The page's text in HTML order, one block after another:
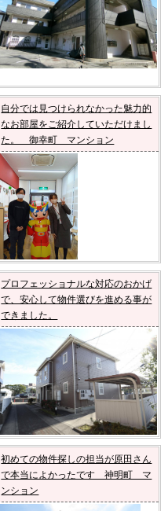
自分では見つけられなかった魅力的
なお部屋をご紹介していただけまし
た。 御幸町 マンション
プロフェッショナルな対応のおかげ
で、安心して物件選びを進める事が
できました。
初めての物件探しの担当が原田さん
で本当によかったです 神明町 マ
ンション